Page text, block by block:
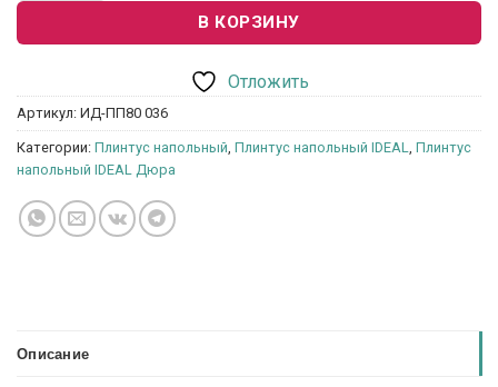
В КОРЗИНУ
Отложить
Артикул: ИД-ПП80 036
Категории: Плинтус напольный Плинтус напольный IDEAL
Плинтус
напольный IDEAL Дюра
Описание